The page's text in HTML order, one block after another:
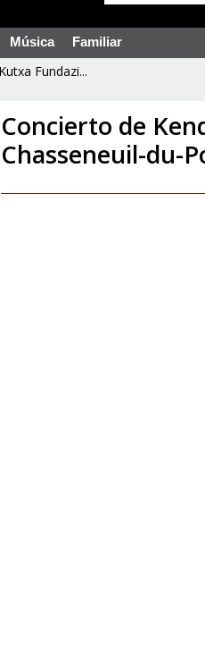
Música Familiar
Fundazi...
Concierto de
Chasseneuil-du-